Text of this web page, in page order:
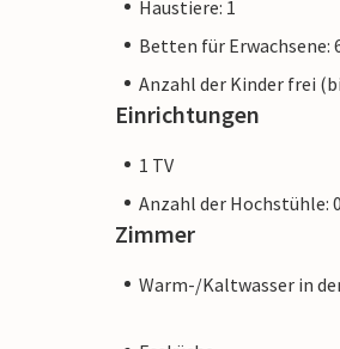
Haustiere: 1
Betten für Erwachsene:
Anzahl der Kinder frei
Einrichtungen
1 TV
Anzahl der Hochstühle: 0
Zimmer
Warm-/Kaltwasser in